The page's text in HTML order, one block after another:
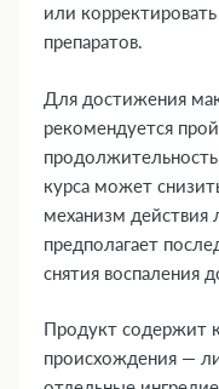
или
препаратов.
Для достижения
рекомендуется
курса может
механизм
предполагает
снятия воспаления
Продукт содержит
происхождения —